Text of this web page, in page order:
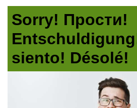
Sorry! Прости!
siento! Désolé!